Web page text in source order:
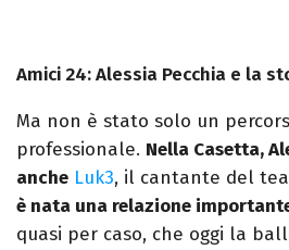
Amici 24: Alessia Pecchia e la
Ma non è stato solo un
professionale. Nella Casetta,
anche Luk3, il cantante del
è nata una relazione
quasi per caso, che oggi la